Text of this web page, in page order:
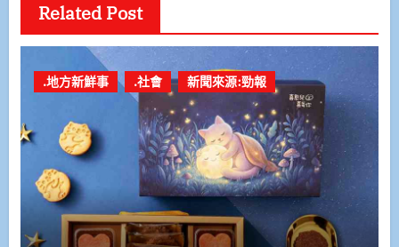
Related Post
.地方新鮮事 .社會 新聞來源:勁報